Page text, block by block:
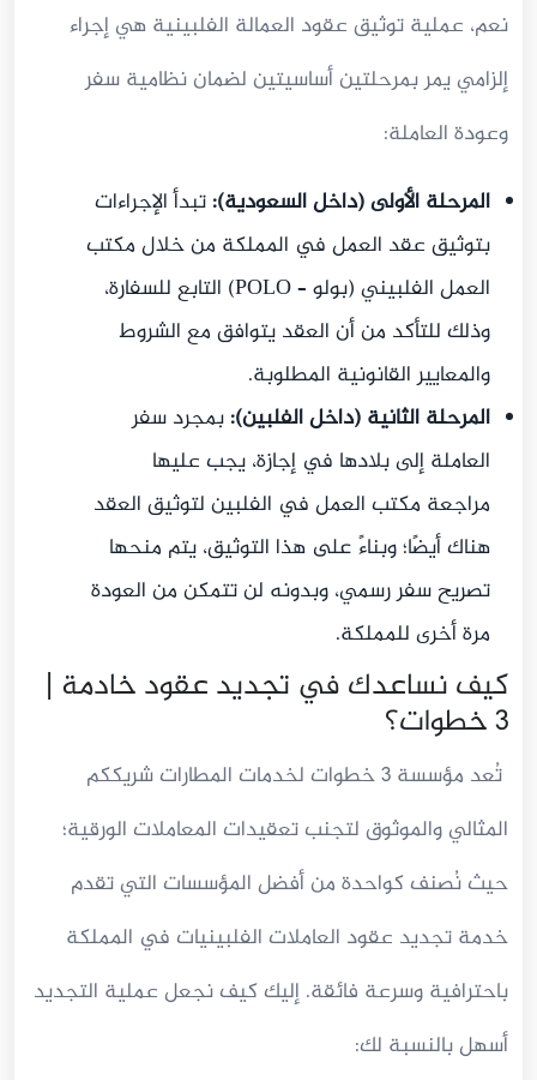
نعم، عملية توثيق عقود العمالة الفلبينية هي إجراء
إلزامي يمر بمرحلتين أساسيتين لضمان نظامية سفر
وعودة العاملة:
المرحلة الأولى (داخل السعودية): تبدأ الإجراءات
بتوثيق عقد العمل في المملكة من خلال مكتب
العمل الفلبيني (بولو – POLO) التابع للسفارة،
وذلك للتأكد من أن العقد يتوافق مع الشروط
والمعايير القانونية المطلوبة.
المرحلة الثانية (داخل الفلبين): بمجرد سفر
العاملة إلى بلادها في إجازة، يجب عليها
مراجعة مكتب العمل في الفلبين لتوثيق العقد
هناك أيضًا؛ وبناءً على هذا التوثيق، يتم منحها
تصريح سفر رسمي، وبدونه لن تتمكن من العودة
مرة أخرى للمملكة.
كيف نساعدك في تجديد عقود خادمة |
3 خطوات؟
تُعد مؤسسة 3 خطوات لخدمات المطارات شريككم
المثالي والموثوق لتجنب تعقيدات المعاملات الورقية؛
حيث نُصنف كواحدة من أفضل المؤسسات التي تقدم
خدمة تجديد عقود العاملات الفلبينيات في المملكة
باحترافية وسرعة فائقة. إليك كيف نجعل عملية التجديد
أسهل بالنسبة لك: